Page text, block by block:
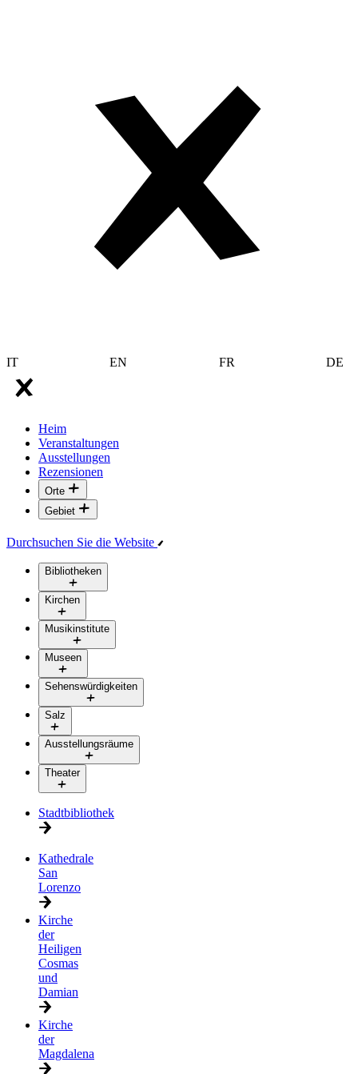
IT EN FR DE
Heim
Veranstaltungen
Ausstellungen
Rezensionen
Orte
Gebiet
Durchsuchen Sie die Website
Bibliotheken
Kirchen
Musikinstitute
Museen
Sehenswürdigkeiten
Salz
Ausstellungsräume
Theater
Stadtbibliothek
Kathedrale
San
Lorenzo
Kirche
der
Heiligen
Cosmas
und
Damian
Kirche
der
Magdalena